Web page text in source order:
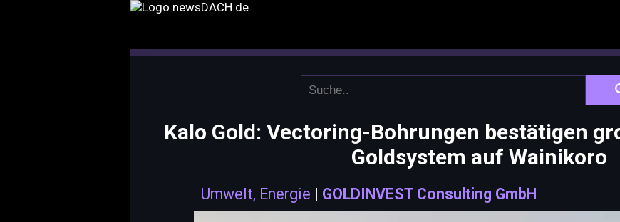
Kalo Gold: Vectoring-Bohrungen bestätigen
Goldsystem auf Wainikoro
Umwelt, Energie | GOLDINVEST Consulting GmbH